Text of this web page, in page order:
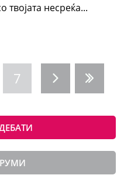
твојата несреќа...
7